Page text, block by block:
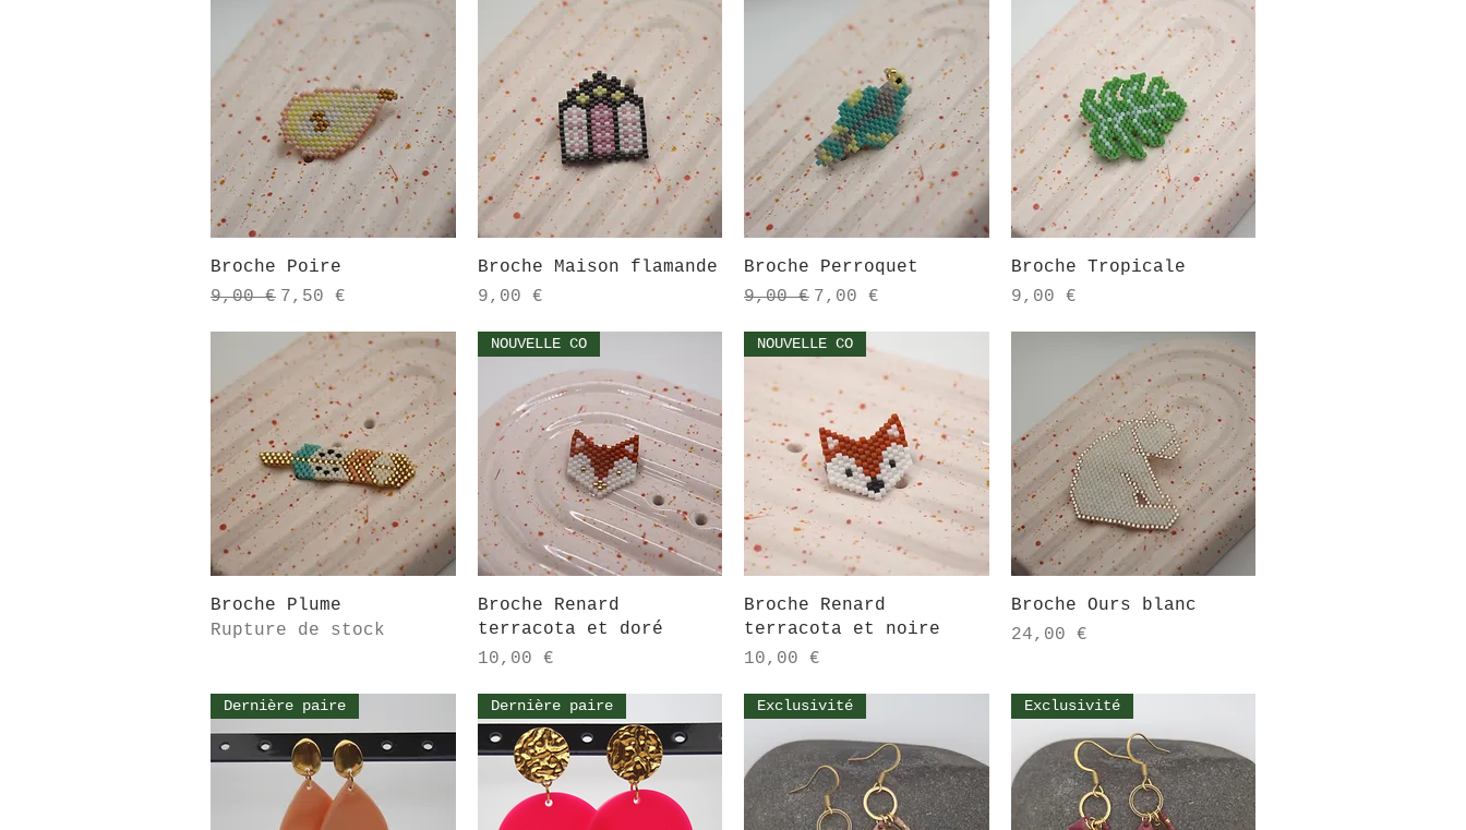
Aperçu rapide
Broche Poire
Prix original
9,00 € Prix promotionnel
7,50 €
Aperçu rapide
Broche Maison flamande
Prix
9,00 €
Aperçu rapide
Broche Perroquet
Prix original
9,00 € Prix promotionnel
7,00 €
Aperçu rapide
Broche Tropicale
Prix
9,00 €
Aperçu rapide
Broche Plume
Rupture de stock
Aperçu rapide
NOUVELLE CO
Broche Renard
terracota et doré
Prix
10,00 €
Aperçu rapide
NOUVELLE CO
Broche Renard
terracota et noire
Prix
10,00 €
Aperçu rapide
Broche Ours blanc
Prix
24,00 €
Dernière paire Dernière paire Exclusivité Exclusivité